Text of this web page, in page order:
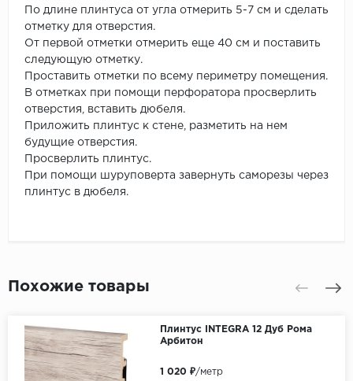
По длине плинтуса от угла отмерить 5-7 см и сделать
отметку для отверстия.
От первой отметки отмерить еще 40 см и поставить
следующую отметку.
Проставить отметки по всему периметру помещения.
В отметках при помощи перфоратора просверлить
отверстия, вставить дюбеля.
Приложить плинтус к стене, разметить на нем
будущие отверстия.
Просверлить плинтус.
При помощи шуруповерта завернуть саморезы через
плинтус в дюбеля.
Похожие товары
Плинтус INTEGRA 12 Дуб Рома
Арбитон
1 020 ₽/метр